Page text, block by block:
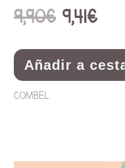
9,90€ 9,41€
Añadir a
COMBEL